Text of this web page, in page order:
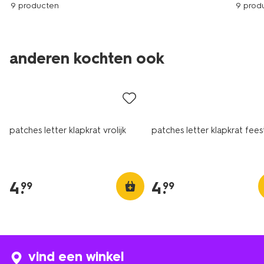
9 producten 9
anderen kochten ook
patches letter klapkrat vrolijk
4.
99
patches letter klapkrat
4.
99
vind een winkel